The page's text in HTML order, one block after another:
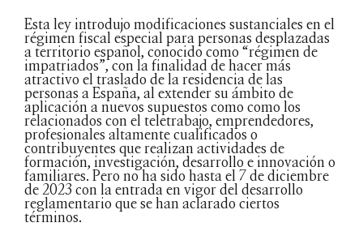
Esta ley introdujo modificaciones sustanciales en el
régimen fiscal especial para personas desplazadas
a territorio español, conocido como “régimen de
impatriados”, con la finalidad de hacer más
atractivo el traslado de la residencia de las
personas a España, al extender su ámbito de
aplicación a nuevos supuestos como como los
relacionados con el teletrabajo, emprendedores,
profesionales altamente cualificados o
contribuyentes que realizan actividades de
formación, investigación, desarrollo e innovación o
familiares. Pero no ha sido hasta el 7 de diciembre
de 2023 con la entrada en vigor del desarrollo
reglamentario que se han aclarado ciertos
términos.